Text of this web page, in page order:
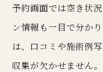
予約画面では空き状
ン情報も一目で分か
は、口コミや施術例
収集が欠かせません。